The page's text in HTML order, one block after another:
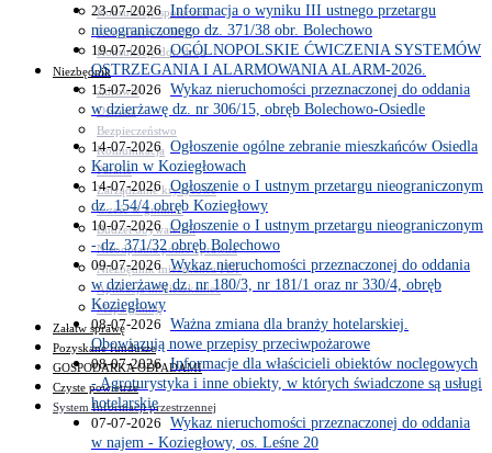
Konsultacje społeczne
Konsultacje z NGO
Konsultacje dot. dróg
Niezbędnik
Zdrowie
Oświata
Bezpieczeństwo
Komunikacja
Parafie
Zarządzanie kryzysowe
C.ześć w gminie!
Budżet obywatelski
Nieodpłatna pomoc prawna
Niezbędnik mieszkańca PDF
Aplikacja mMieszkaniec
Mapa gminy
Załatw sprawę
Pozyskane fundusze
GOSPODARKA ODPADAMI
Czyste powietrze
System Informacji przestrzennej
23-07-2026 Informacja o wyniku III ustnego przetargu
nieograniczonego dz. 371/38 obr. Bolechowo
19-07-2026 OGÓLNOPOLSKIE ĆWICZENIA SYSTEMÓW
OSTRZEGANIA I ALARMOWANIA ALARM-2026.
15-07-2026 Wykaz nieruchomości przeznaczonej do oddania
w dzierżawę dz. nr 306/15, obręb Bolechowo-Osiedle
14-07-2026 Ogłoszenie ogólne zebranie mieszkańców Osiedla
Karolin w Koziegłowach
14-07-2026 Ogłoszenie o I ustnym przetargu nieograniczonym
dz. 154/4 obręb Koziegłowy
10-07-2026 Ogłoszenie o I ustnym przetargu nieograniczonym
- dz. 371/32 obręb Bolechowo
09-07-2026 Wykaz nieruchomości przeznaczonej do oddania
w dzierżawę dz. nr 180/3, nr 181/1 oraz nr 330/4, obręb
Koziegłowy
08-07-2026 Ważna zmiana dla branży hotelarskiej.
Obowiązują nowe przepisy przeciwpożarowe
08-07-2026 Informacje dla właścicieli obiektów noclegowych
- Agroturystyka i inne obiekty, w których świadczone są usługi
hotelarskie
07-07-2026 Wykaz nieruchomości przeznaczonej do oddania
w najem - Koziegłowy, os. Leśne 20